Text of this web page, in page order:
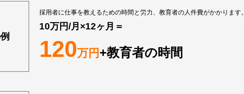
採用者に仕事を教えるための時間と労力、教育者の人件費がかかります。
10万円/月×12ヶ月＝
120万円+教育者の時間